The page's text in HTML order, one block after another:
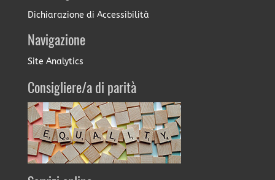
Dichiarazione di Accessibilità
Navigazione
Site Analytics
Consigliere/a di parità